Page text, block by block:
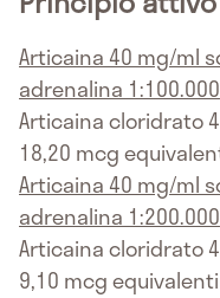
Articaina 40 mg/ml
adrenalina 1:100.000
Articaina cloridrato
18,20 mcg
Articaina 40 mg/ml
adrenalina 1:200.000
Articaina cloridrato
9,10 mcg